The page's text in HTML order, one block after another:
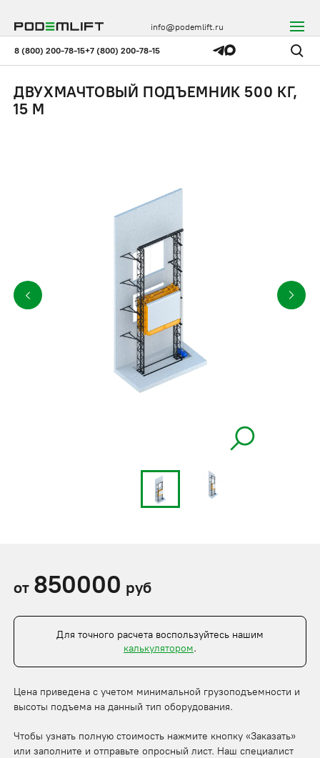
8 (800) 200-78-15+7 (800) 200-78-15
info@podemlift.ru
ДВУХМАЧТОВЫЙ ПОДЪЕМНИК 500 КГ,
15 М
от 850000 руб
Для точного расчета воспользуйтесь нашим
калькулятором.
Цена приведена с учетом минимальной грузоподъемности и
высоты подъема на данный тип оборудования.
Чтобы узнать полную стоимость нажмите кнопку «Заказать»
или заполните и отправьте опросный лист. Наш специалист